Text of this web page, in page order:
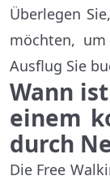
Überlegen
möchten,
Ausflug Sie
Wann
einem
durch
Die Free